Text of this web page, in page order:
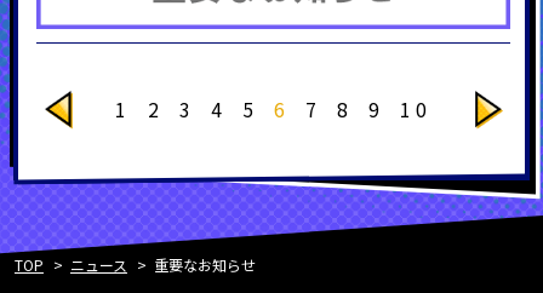
1 2 3 4 5 6 7 8 9 10
TOP ニュース 重要なお知らせ